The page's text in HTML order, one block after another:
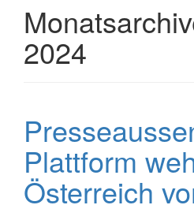
2024
Plattform
Österreich